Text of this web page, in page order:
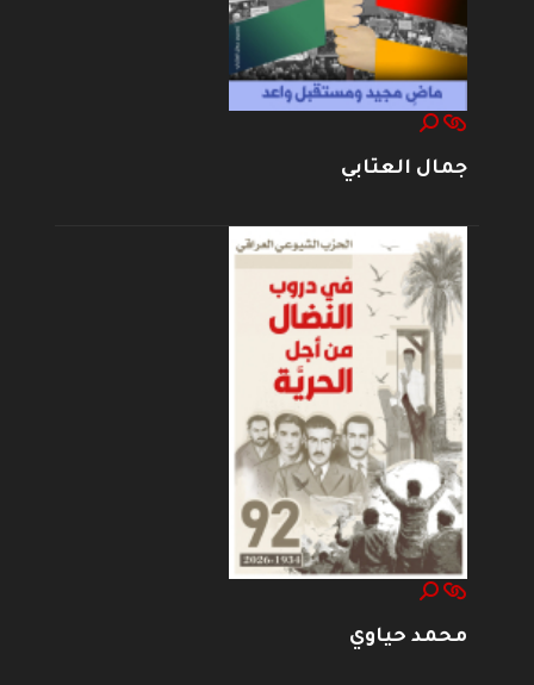
جمال العتابي
محمد حياوي